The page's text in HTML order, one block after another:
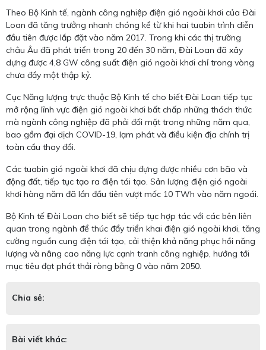
Theo Bộ Kinh tế, ngành công nghiệp điện gió ngoài khơi của Đài
Loan đã tăng trưởng nhanh chóng kể từ khi hai tuabin trình diễn
đầu tiên được lắp đặt vào năm 2017. Trong khi các thị trường
châu Âu đã phát triển trong 20 đến 30 năm, Đài Loan đã xây
dựng được 4,8 GW công suất điện gió ngoài khơi chỉ trong vòng
chưa đầy một thập kỷ.
Cục Năng lượng trực thuộc Bộ Kinh tế cho biết Đài Loan tiếp tục
mở rộng lĩnh vực điện gió ngoài khơi bất chấp những thách thức
mà ngành công nghiệp đã phải đối mặt trong những năm qua,
bao gồm đại dịch COVID-19, lạm phát và điều kiện địa chính trị
toàn cầu thay đổi.
Các tuabin gió ngoài khơi đã chịu đựng được nhiều cơn bão và
động đất, tiếp tục tạo ra điện tái tạo. Sản lượng điện gió ngoài
khơi hàng năm đã lần đầu tiên vượt mốc 10 TWh vào năm ngoái.
Bộ Kinh tế Đài Loan cho biết sẽ tiếp tục hợp tác với các bên liên
quan trong ngành để thúc đẩy triển khai điện gió ngoài khơi, tăng
cường nguồn cung điện tái tạo, cải thiện khả năng phục hồi năng
lượng và nâng cao năng lực cạnh tranh công nghiệp, hướng tới
mục tiêu đạt phát thải ròng bằng 0 vào năm 2050.
Chia sẻ:
Bài viết khác: